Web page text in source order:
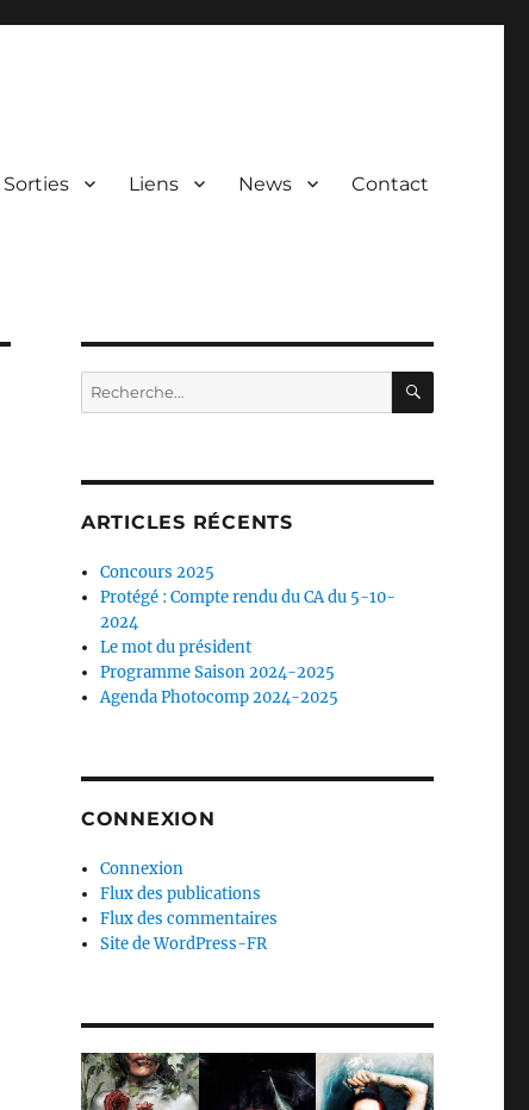
Sorties Liens News Contact
Recherche
pour :
ARTICLES RÉCENTS
Concours 2025
Protégé : Compte rendu du CA du 5-10-
2024
Le mot du président
Programme Saison 2024-2025
Agenda Photocomp 2024-2025
CONNEXION
Connexion
Flux des publications
Flux des commentaires
Site de WordPress-FR